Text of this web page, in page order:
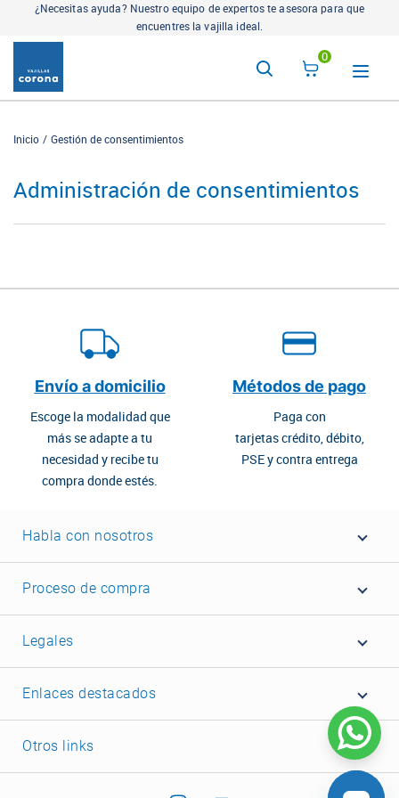
¿Necesitas ayuda? Nuestro equipo de expertos te asesora para que
encuentres la vajilla ideal.
0
Inicio Gestión de consentimientos
Administración de consentimientos
Envío a domicilio
Escoge la modalidad que
más se adapte a tu
necesidad y recibe tu
compra donde estés.
Métodos de pago
Paga con
tarjetas crédito, débito,
PSE y contra entrega
Habla con nosotros
Proceso de compra
Legales
Enlaces destacados
Otros links